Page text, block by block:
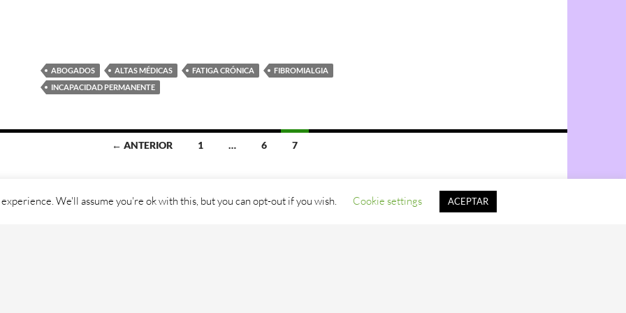
ABOGADOS ALTAS MÉDICAS FATIGA CRÓNICA
FIBROMIALGIA
INCAPACIDAD PERMANENTE
← ANTERIOR 1 … 6 7
We'll assume you're ok with this, but you can opt-out if you wish. Cookie settings ACEPTAR